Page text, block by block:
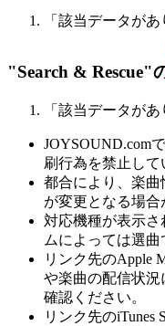
「該当データがあ
"Search & Rescue"
「該当データがあ
JOYSOUND.com
刷行為を禁止して
都合により、楽
が変更となる場合
対応機種が表示
ムによっては選曲
リンク先のApple
や楽曲の配信状
確認ください。
リンク先のiTunes